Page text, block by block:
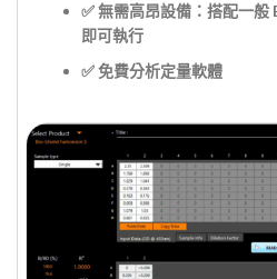
✅無需高昂設備：搭配一般
即可執行
✅ 免費分析定量軟體